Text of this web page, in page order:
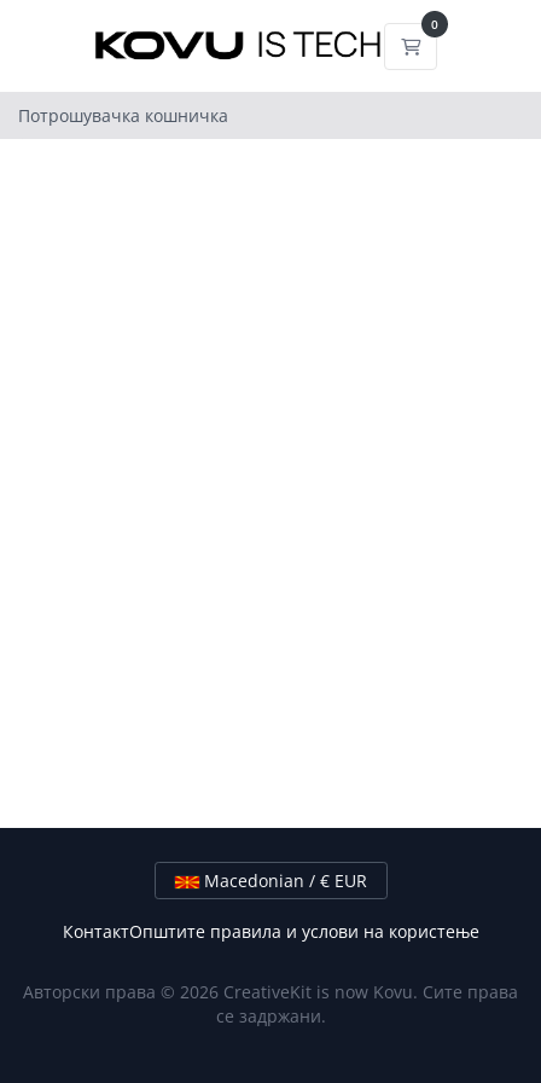
0
Потрошувачка кошничка
Macedonian / € EUR
КонтактОпштите правила и услови на користење
Авторски права © 2026 CreativeKit is now Kovu. Сите права
се задржани.